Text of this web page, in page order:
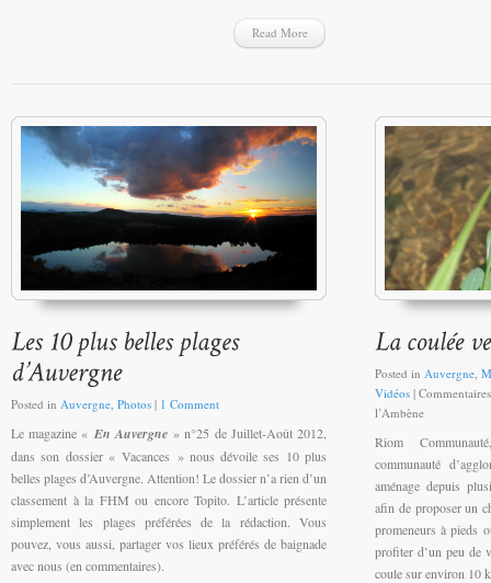
Read More
Posted in Auvergne, Photos | 1 Comment
Le magazine « En Auvergne» n°25 de Juillet-Août 2012,
dans son dossier « Vacances » nous dévoile ses 10 plus
belles plages d’Auvergne. Attention! Le dossier n’a rien d’un
classement à la FHM ou encore Topito. L’article présente
simplement les plages préférées de la rédaction. Vous
pouvez, vous aussi, partager vos lieux préférés de baignade
avec nous (en commentaires).
Posted in Auvergne
Vidéos |
l’Ambène
Riom
communauté
aménage depuis
afin de proposer un
promeneurs à pieds
profiter d’un peu de
coule sur environ 10